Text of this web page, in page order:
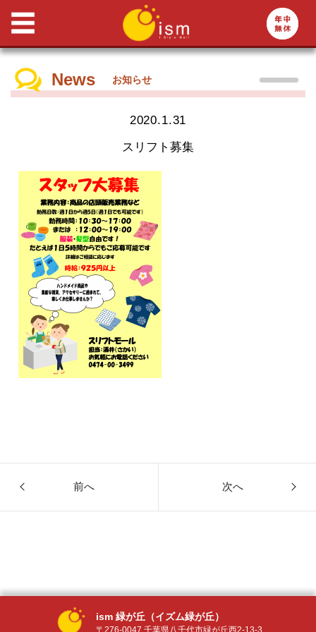
News お知らせ
2020.1.31
スリフト募集
前へ 次へ
ism 緑が丘（イズム緑が丘）
〒276-0047 千葉県八千代市緑が丘西2-13-3